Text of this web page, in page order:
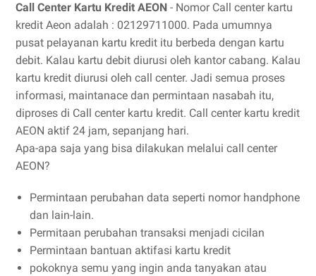
Call Center Kartu Kredit AEON - Nomor Call center kartu
kredit Aeon adalah : 02129711000. Pada umumnya
pusat pelayanan kartu kredit itu berbeda dengan kartu
debit. Kalau kartu debit diurusi oleh kantor cabang. Kalau
kartu kredit diurusi oleh call center. Jadi semua proses
informasi, maintanace dan permintaan nasabah itu,
diproses di Call center kartu kredit. Call center kartu kredit
AEON aktif 24 jam, sepanjang hari.
Apa-apa saja yang bisa dilakukan melalui call center
AEON?
Permintaan perubahan data seperti nomor handphone
dan lain-lain.
Permitaan perubahan transaksi menjadi cicilan
Permintaan bantuan aktifasi kartu kredit
pokoknya semu yang ingin anda tanyakan atau